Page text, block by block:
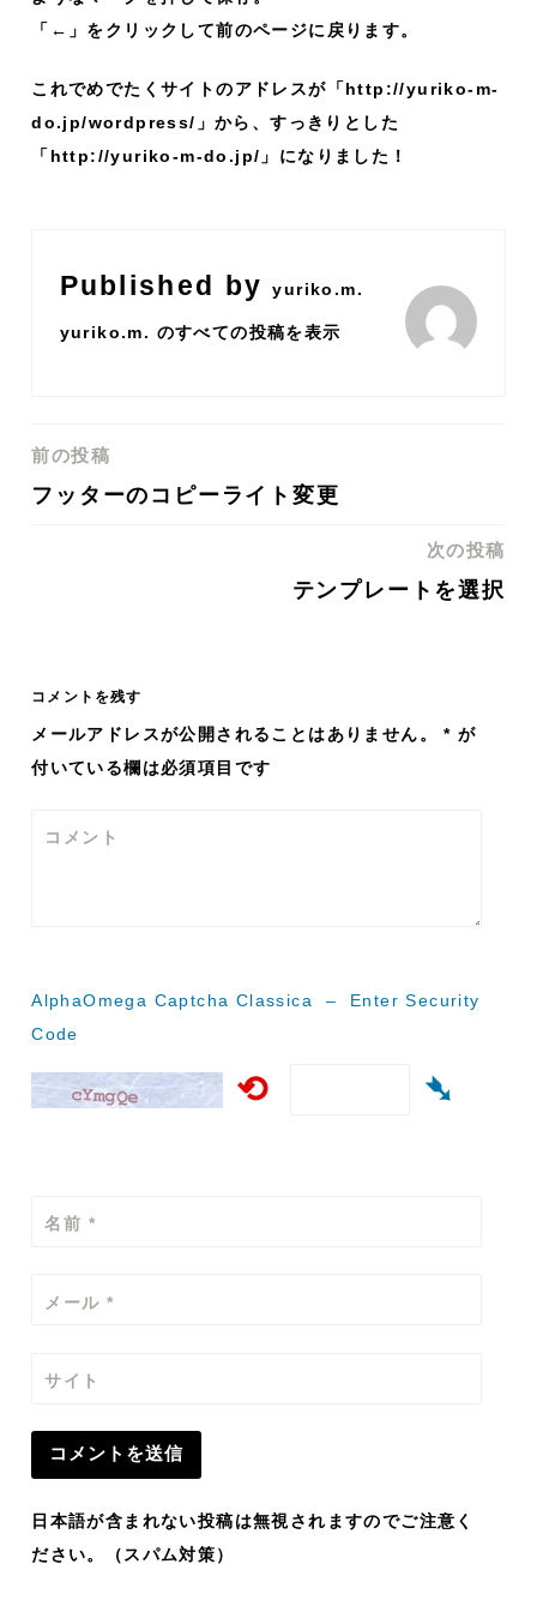
「←」をクリックして前のページに戻ります。
これでめでたくサイトのアドレスが「http://yuriko-m-
do.jp/wordpress/」から、すっきりとした
「http://yuriko-m-do.jp/」になりました！
Published byyuriko.m.
yuriko.m. のすべての投稿を表示
投
ゲ
ー
ョ
前の投稿
フッターのコピーライト変更
次の投稿
テンプレートを選択
コメントを残す
メールアドレスが公開されることはありません。 * が
付いている欄は必須項目です
コメント
AlphaOmega Captcha Classica – Enter Security
Code
⟲ ➴
名前 *
メール *
サイト
日本語が含まれない投稿は無視されますのでご注意く
ださい。（スパム対策）